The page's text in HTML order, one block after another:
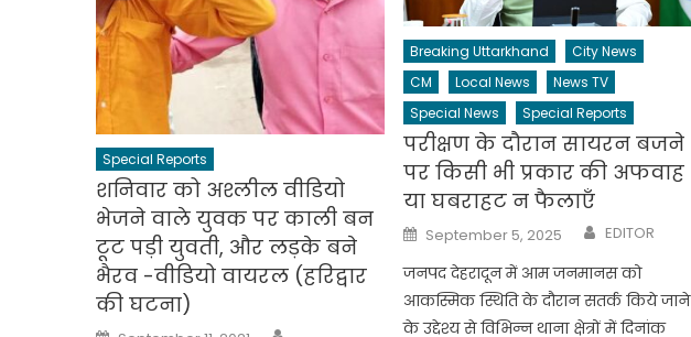
Special Reports
शनिवार को अश्लील वीडियो
भेजने वाले युवक पर काली बन
टूट पड़ी युवती, और लड़के बने
भैरव -वीडियो वायरल (हरिद्वार
की घटना)
Breaking Uttarkhand
City News
CM
Local News
News TV
Special News
Special Reports
परीक्षण के दौरान सायरन बजने
पर किसी भी प्रकार की अफवाह
या घबराहट न फैलाएँ
Posted
on
September 5, 2025 Author
EDITOR
जनपद देहरादून में आम जनमानस को
आकस्मिक स्थिति के दौरान सतर्क किये जाने
के उद्देश्य से विभिन्न थाना क्षेत्रों में दिनांक